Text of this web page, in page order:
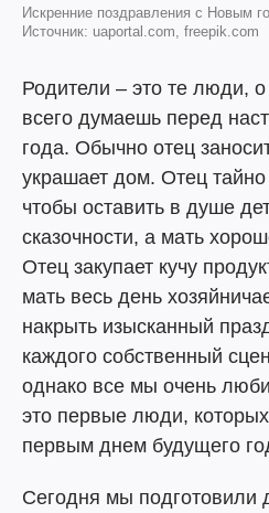
Искренние поздравления с Новым
Источник: uaportal.com, freepik.com
Родители – это те люди,
всего думаешь перед
года. Обычно отец
украшает дом. Отец тайно
чтобы оставить в душе
сказочности, а мать
Отец закупает кучу
мать весь день
накрыть изысканный
каждого собственный
однако все мы очень
это первые люди,
первым днем будущего
Сегодня мы подготовили